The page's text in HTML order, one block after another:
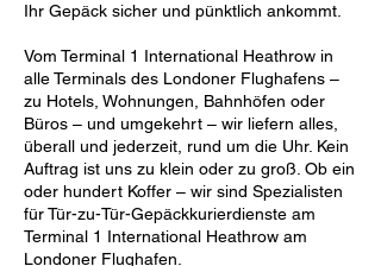
Ihr Gepäck sicher und pünktlich ankommt.
Vom Terminal 1 International Heathrow in
alle Terminals des Londoner Flughafens –
zu Hotels, Wohnungen, Bahnhöfen oder
Büros – und umgekehrt – wir liefern alles,
überall und jederzeit, rund um die Uhr. Kein
Auftrag ist uns zu klein oder zu groß. Ob ein
oder hundert Koffer – wir sind Spezialisten
für Tür-zu-Tür-Gepäckkurierdienste am
Terminal 1 International Heathrow am
Londoner Flughafen.